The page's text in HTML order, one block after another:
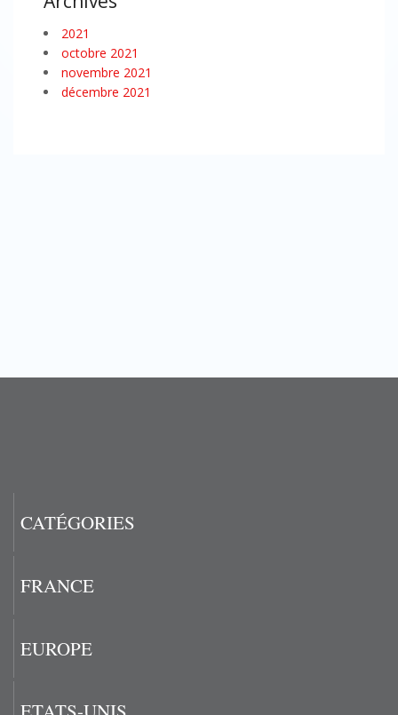
2021
octobre 2021
novembre 2021
décembre 2021
CATÉGORIES
FRANCE
EUROPE